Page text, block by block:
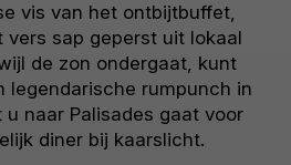
vis van het ontbijtbuffet,
vers sap geperst uit lokaal
de zon ondergaat, kunt
legendarische rumpunch in
u naar Palisades gaat voor
diner bij kaarslicht.